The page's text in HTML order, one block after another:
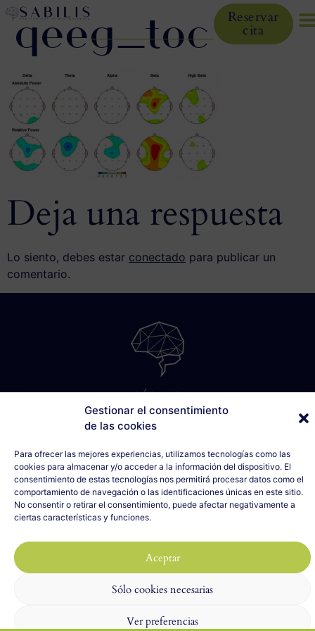
Gestionar el consentimiento
de las cookies
Para ofrecer las mejores experiencias, utilizamos tecnologías como las
cookies para almacenar y/o acceder a la información del dispositivo. El
consentimiento de estas tecnologías nos permitirá procesar datos como el
comportamiento de navegación o las identificaciones únicas en este sitio.
No consentir o retirar el consentimiento, puede afectar negativamente a
ciertas características y funciones.
Aceptar
Sólo cookies necesarias
Ver preferencias
Reservar
cita
qeeg_toc
Deja una respuesta
Lo siento, debes estar conectado para publicar un
comentario.
SÁBILIS
C/ Cabo Noval, 5 - 1º Drcha
33007 Oviedo, Asturias
635 990 154
info@sabilis.com
Aviso Legal y Política de Privacidad
Política de Cookies
Diseño web realizado porILUMINA TU WEBcon 🤍